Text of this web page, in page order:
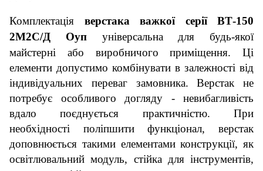
Комплектація верстака важкої серії ВТ-150
2М2С/Д Оуп універсальна для будь-якої
майстерні або виробничого приміщення. Ці
елементи допустимо комбінувати в залежності від
індивідуальних переваг замовника. Верстак не
потребує особливого догляду - невибагливість
вдало поєднується практичністю. При
необхідності поліпшити функціонал, верстак
доповнюється такими елементами конструкції, як
освітлювальний модуль, стійка для інструментів,